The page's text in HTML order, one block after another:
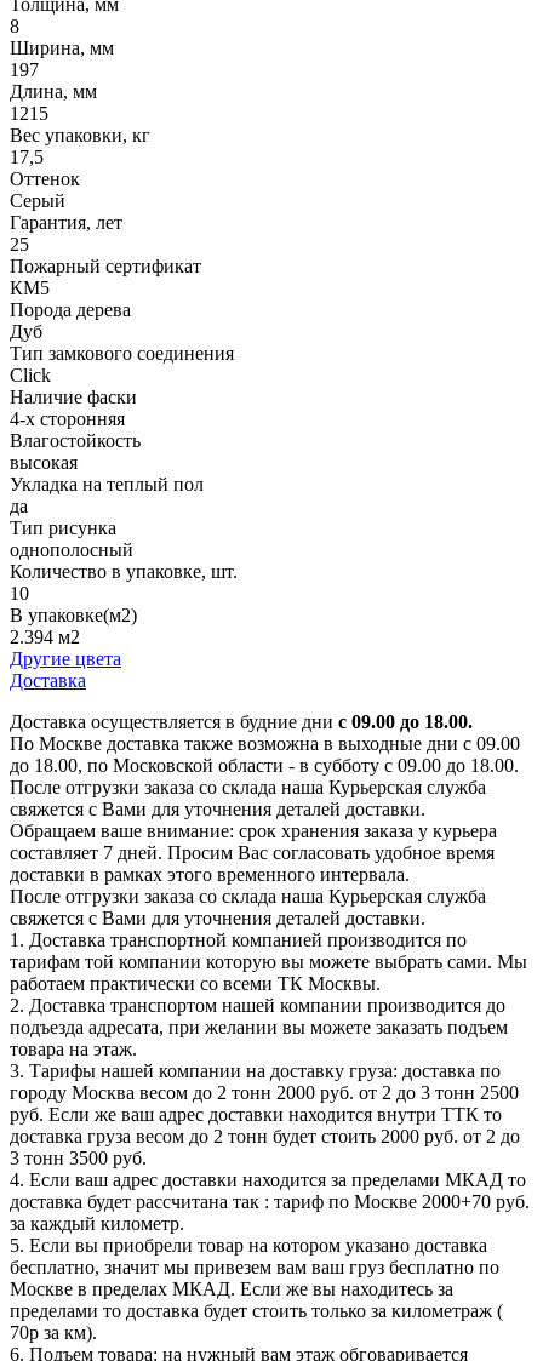
Толщина, мм
8
Ширина, мм
197
Длина, мм
1215
Вес упаковки, кг
17,5
Оттенок
Серый
Гарантия, лет
25
Пожарный сертификат
КМ5
Порода дерева
Дуб
Тип замкового соединения
Click
Наличие фаски
4-х сторонняя
Влагостойкость
высокая
Укладка на теплый пол
да
Тип рисунка
однополосный
Количество в упаковке, шт.
10
В упаковке(м2)
2.394 м2
Другие цвета
Доставка
Доставка осуществляется в будние дни с 09.00 до 18.00.
По Москве доставка также возможна в выходные дни с 09.00
до 18.00, по Московской области - в субботу с 09.00 до 18.00.
После отгрузки заказа со склада наша Курьерская служба
свяжется с Вами для уточнения деталей доставки.
Обращаем ваше внимание: срок хранения заказа у курьера
составляет 7 дней. Просим Вас согласовать удобное время
доставки в рамках этого временного интервала.
После отгрузки заказа со склада наша Курьерская служба
свяжется с Вами для уточнения деталей доставки.
1. Доставка транспортной компанией производится по
тарифам той компании которую вы можете выбрать сами. Мы
работаем практически со всеми ТК Москвы.
2. Доставка транспортом нашей компании производится до
подъезда адресата, при желании вы можете заказать подъем
товара на этаж.
3. Тарифы нашей компании на доставку груза: доставка по
городу Москва весом до 2 тонн 2000 руб. от 2 до 3 тонн 2500
руб. Если же ваш адрес доставки находится внутри ТТК то
доставка груза весом до 2 тонн будет стоить 2000 руб. от 2 до
3 тонн 3500 руб.
4. Если ваш адрес доставки находится за пределами МКАД то
доставка будет рассчитана так : тариф по Москве 2000+70 руб.
за каждый километр.
5. Если вы приобрели товар на котором указано доставка
бесплатно, значит мы привезем вам ваш груз бесплатно по
Москве в пределах МКАД. Если же вы находитесь за
пределами то доставка будет стоить только за километраж (
70р за км).
6. Подъем товара: на нужный вам этаж обговаривается